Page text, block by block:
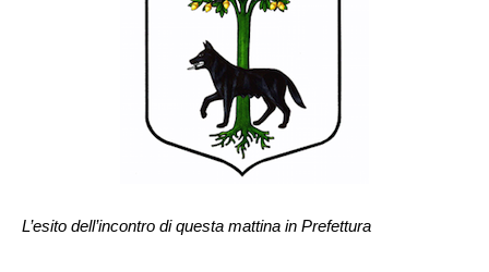
L’esito dell’incontro di questa mattina in Prefettura